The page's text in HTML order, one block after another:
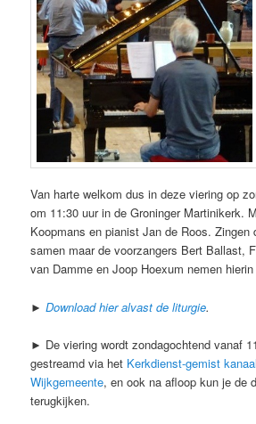
Van harte welkom dus in deze viering op
om 11:30 uur in de Groninger Martinikerk.
Koopmans en pianist Jan de Roos. Zingen
samen maar de voorzangers Bert Ballast,
van Damme en Joop Hoexum nemen
►Download hier alvast de liturgie.
► De viering wordt zondagochtend vanaf
gestreamd via het Kerkdienst-gemist
Wijkgemeente, en ook na afloop kun je de
terugkijken.